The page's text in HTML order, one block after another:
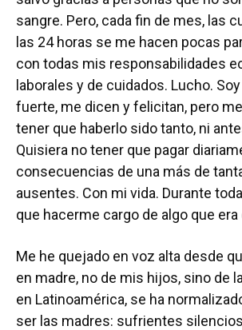
sangre. Pero, cada fin de mes, las
las 24 horas se me hacen pocas
con todas mis responsabilidades
laborales y de cuidados. Lucho.
fuerte, me dicen y felicitan, pero
tener que haberlo sido tanto, ni
Quisiera no tener que pagar
consecuencias de una más de
ausentes. Con mi vida. Durante
que hacerme cargo de algo que era
Me he quejado en voz alta desde
en madre, no de mis hijos, sino de
en Latinoamérica, se ha
ser las madres: sufrientes